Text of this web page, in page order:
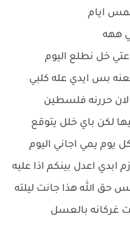
ايام
ههه
خل نطلع اليوم
بس ايدي عله كلبي
لان حررنه فلسطين
لكن باي خلل يتوقع
يوم يمي اجاني اليوم
ابدي اعدل بينكم اذا عليه
حق الله هذا جانت ليلته
غركانه بالعسل